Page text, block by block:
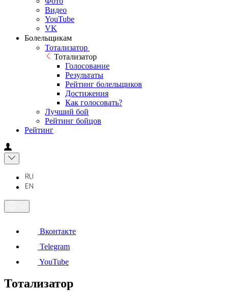
Видео
YouTube
VK
Болельщикам
Тотализатор
Тотализатор
Голосование
Результаты
Рейтинг болельщиков
Достижения
Как голосовать?
Лучший бой
Рейтинг бойцов
Рейтинг
Вконтакте
Telegram
YouTube
Тотализатор